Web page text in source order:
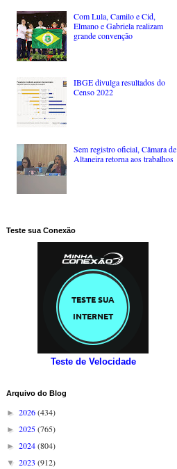
Com Lula, Camilo e Cid,
Elmano e Gabriela realizam
grande convenção
IBGE divulga resultados do
Censo 2022
Sem registro oficial, Câmara de
Altaneira retorna aos trabalhos
Teste sua Conexão
Teste de Velocidade
Arquivo do Blog
► 2026(434)
► 2025(765)
► 2024(804)
▼ 2023 (912)